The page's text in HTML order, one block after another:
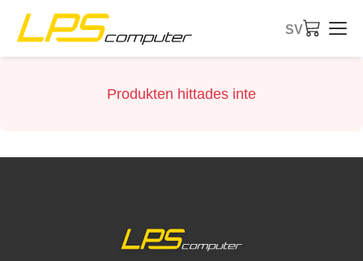
SV
Produkten hittades inte